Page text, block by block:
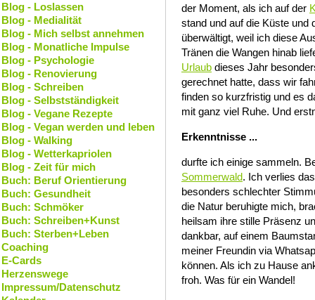
der Moment, als ich auf der
stand und auf die Küste und
überwältigt, weil ich diese
Tränen die Wangen hinab
Urlaub dieses Jahr
gerechnet hatte, dass wir
finden so kurzfristig und es
mit ganz viel Ruhe. Und
Erkenntnisse ...
durfte ich einige sammeln.
Sommerwald. Ich verlies
besonders schlechter
die Natur beruhigte mich,
heilsam ihre stille Präsenz
dankbar, auf einem
meiner Freundin via
können. Als ich zu Hause
froh. Was für ein Wandel!
Blog - Loslassen
Blog - Medialität
Blog - Mich selbst annehmen
Blog - Monatliche Impulse
Blog - Psychologie
Blog - Renovierung
Blog - Schreiben
Blog - Selbstständigkeit
Blog - Vegane Rezepte
Blog - Vegan werden und leben
Blog - Walking
Blog - Wetterkapriolen
Blog - Zeit für mich
Buch: Beruf Orientierung
Buch: Gesundheit
Buch: Schmöker
Buch: Schreiben+Kunst
Buch: Sterben+Leben
Coaching
E-Cards
Herzenswege
Impressum/Datenschutz